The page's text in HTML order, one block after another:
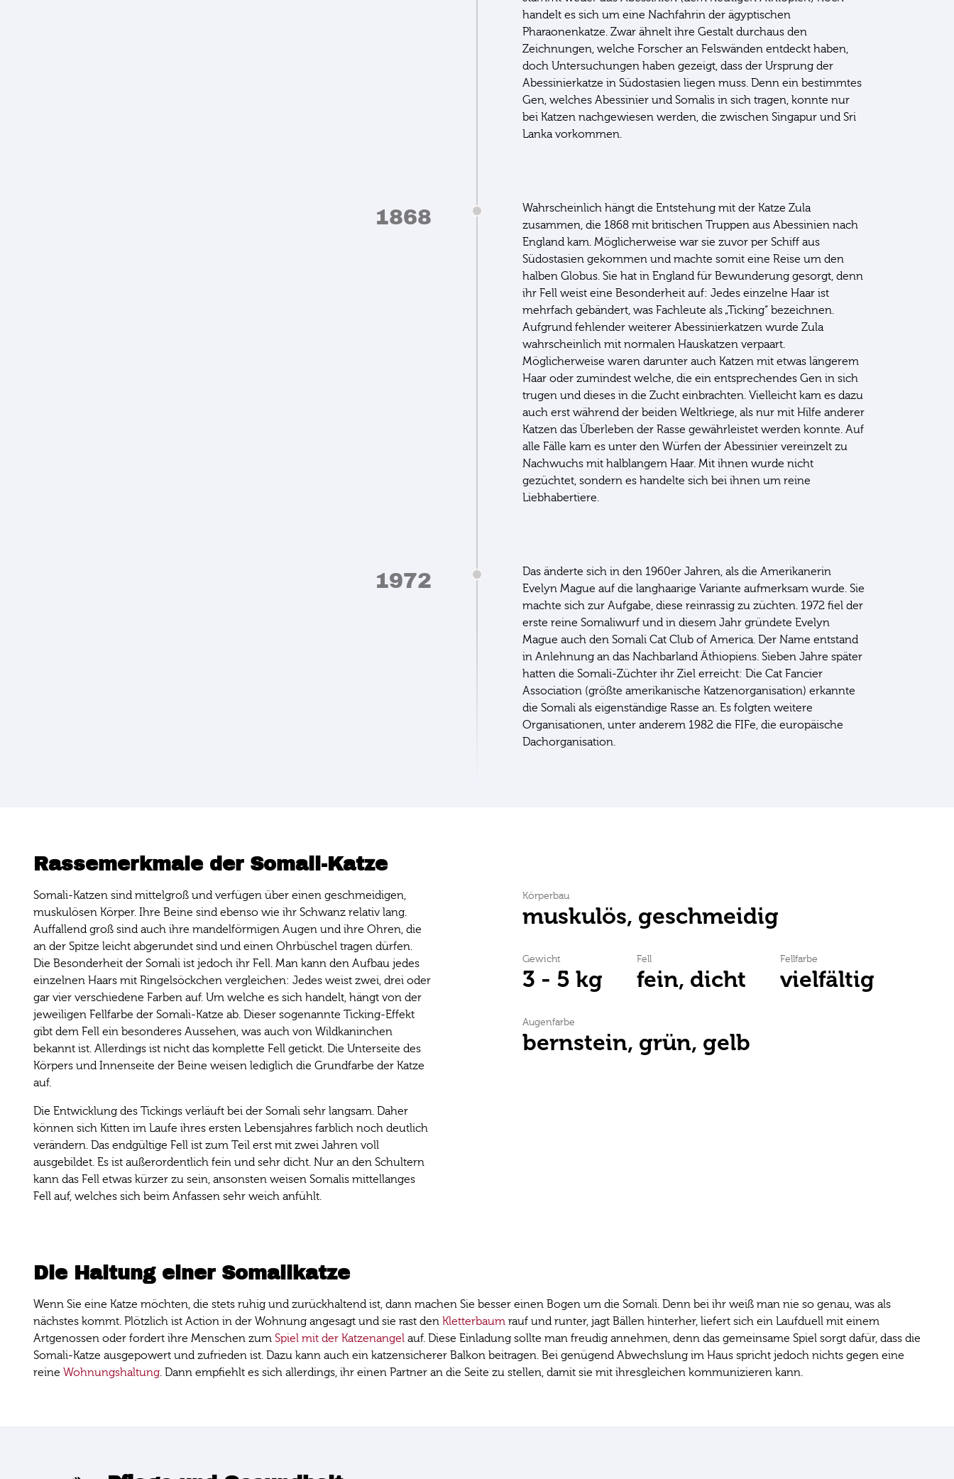
handelt es sich um eine Nachfahrin der ägyptischen
Pharaonenkatze. Zwar ähnelt ihre Gestalt durchaus den
Zeichnungen, welche Forscher an Felswänden entdeckt haben,
doch Untersuchungen haben gezeigt, dass der Ursprung der
Abessinierkatze in Südostasien liegen muss. Denn ein bestimmtes
Gen, welches Abessinier und Somalis in sich tragen, konnte nur
bei Katzen nachgewiesen werden, die zwischen Singapur und Sri
Lanka vorkommen.
1868
Wahrscheinlich hängt die Entstehung mit der Katze Zula
zusammen, die 1868 mit britischen Truppen aus Abessinien nach
England kam. Möglicherweise war sie zuvor per Schiff aus
Südostasien gekommen und machte somit eine Reise um den
halben Globus. Sie hat in England für Bewunderung gesorgt, denn
ihr Fell weist eine Besonderheit auf: Jedes einzelne Haar ist
mehrfach gebändert, was Fachleute als „Ticking“ bezeichnen.
Aufgrund fehlender weiterer Abessinierkatzen wurde Zula
wahrscheinlich mit normalen Hauskatzen verpaart.
Möglicherweise waren darunter auch Katzen mit etwas längerem
Haar oder zumindest welche, die ein entsprechendes Gen in sich
trugen und dieses in die Zucht einbrachten. Vielleicht kam es dazu
auch erst während der beiden Weltkriege, als nur mit Hilfe anderer
Katzen das Überleben der Rasse gewährleistet werden konnte. Auf
alle Fälle kam es unter den Würfen der Abessinier vereinzelt zu
Nachwuchs mit halblangem Haar. Mit ihnen wurde nicht
gezüchtet, sondern es handelte sich bei ihnen um reine
Liebhabertiere.
1972
Das änderte sich in den 1960er Jahren, als die Amerikanerin
Evelyn Mague auf die langhaarige Variante aufmerksam wurde. Sie
machte sich zur Aufgabe, diese reinrassig zu züchten. 1972 fiel der
erste reine Somaliwurf und in diesem Jahr gründete Evelyn
Mague auch den Somali Cat Club of America. Der Name entstand
in Anlehnung an das Nachbarland Äthiopiens. Sieben Jahre später
hatten die Somali-Züchter ihr Ziel erreicht: Die Cat Fancier
Association (größte amerikanische Katzenorganisation) erkannte
die Somali als eigenständige Rasse an. Es folgten weitere
Organisationen, unter anderem 1982 die FIFe, die europäische
Dachorganisation.
Rassemerkmale der Somali-Katze
Somali-Katzen sind mittelgroß und verfügen über einen geschmeidigen,
muskulösen Körper. Ihre Beine sind ebenso wie ihr Schwanz relativ lang.
Auffallend groß sind auch ihre mandelförmigen Augen und ihre Ohren, die
an der Spitze leicht abgerundet sind und einen Ohrbüschel tragen dürfen.
Die Besonderheit der Somali ist jedoch ihr Fell. Man kann den Aufbau jedes
einzelnen Haars mit Ringelsöckchen vergleichen: Jedes weist zwei, drei oder
gar vier verschiedene Farben auf. Um welche es sich handelt, hängt von der
jeweiligen Fellfarbe der Somali-Katze ab. Dieser sogenannte Ticking-Effekt
gibt dem Fell ein besonderes Aussehen, was auch von Wildkaninchen
bekannt ist. Allerdings ist nicht das komplette Fell getickt. Die Unterseite des
Körpers und Innenseite der Beine weisen lediglich die Grundfarbe der Katze
auf.
Die Entwicklung des Tickings verläuft bei der Somali sehr langsam. Daher
können sich Kitten im Laufe ihres ersten Lebensjahres farblich noch deutlich
verändern. Das endgültige Fell ist zum Teil erst mit zwei Jahren voll
ausgebildet. Es ist außerordentlich fein und sehr dicht. Nur an den Schultern
kann das Fell etwas kürzer zu sein, ansonsten weisen Somalis mittellanges
Fell auf, welches sich beim Anfassen sehr weich anfühlt.
Körperbau
muskulös, geschmeidig
Gewicht
3 - 5 kg
Fell
fein, dicht
Fellfarbe
vielfältig
Augenfarbe
bernstein, grün, gelb
Die Haltung einer Somalikatze
Wenn Sie eine Katze möchten, die stets ruhig und zurückhaltend ist, dann machen Sie besser einen Bogen um die Somali. Denn bei ihr weiß man nie so genau, was als
nächstes kommt. Plötzlich ist Action in der Wohnung angesagt und sie rast den Kletterbaum rauf und runter, jagt Bällen hinterher, liefert sich ein Laufduell mit einem
Artgenossen oder fordert ihre Menschen zum Spiel mit der Katzenangel auf. Diese Einladung sollte man freudig annehmen, denn das gemeinsame Spiel sorgt dafür, dass die
Somali-Katze ausgepowert und zufrieden ist. Dazu kann auch ein katzensicherer Balkon beitragen. Bei genügend Abwechslung im Haus spricht jedoch nichts gegen eine
reine Wohnungshaltung . Dann empfiehlt es sich allerdings, ihr einen Partner an die Seite zu stellen, damit sie mit ihresgleichen kommunizieren kann.